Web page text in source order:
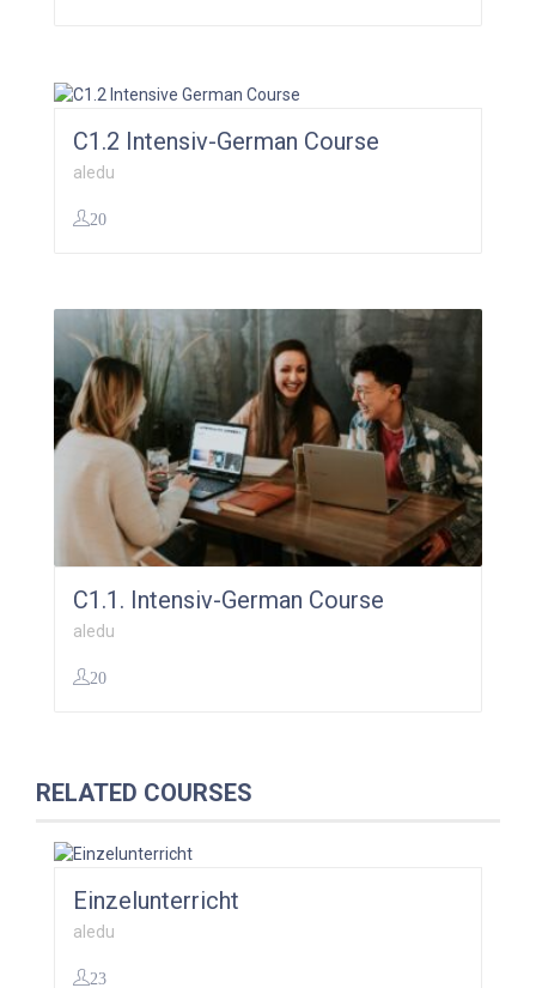
C1.2 Intensiv-German Course
aledu
20
C1.1. Intensiv-German Course
aledu
20
RELATED COURSES
Einzelunterricht
aledu
23